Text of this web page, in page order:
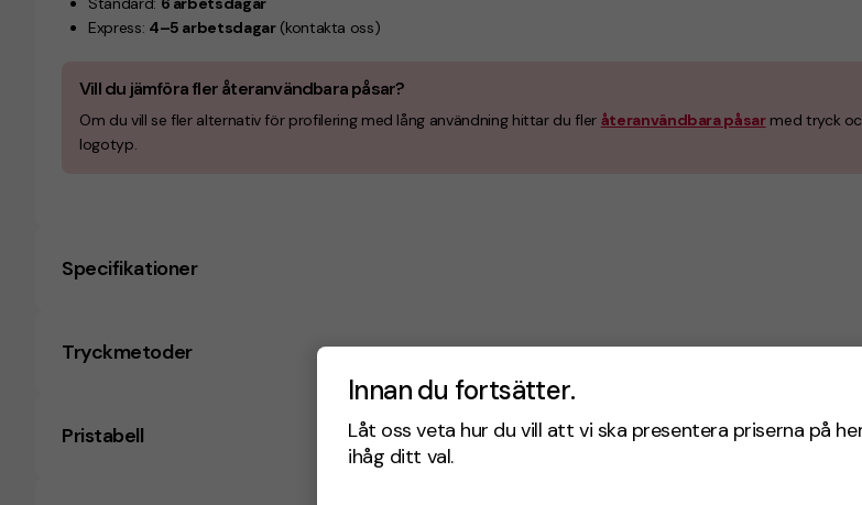
Innan du fortsätter.
Låt oss veta hur du vill att vi ska presentera priserna på
ihåg ditt val.
Express: 4–5 arbetsdagar(kontakta oss)
Vill du jämföra fler återanvändbara påsar?
Om du vill se fler alternativ för profilering med lång användning hittar du fler återanvändbara påsarmed tryck
logotyp.
Specifikationer
Tryckmetoder
Pristabell